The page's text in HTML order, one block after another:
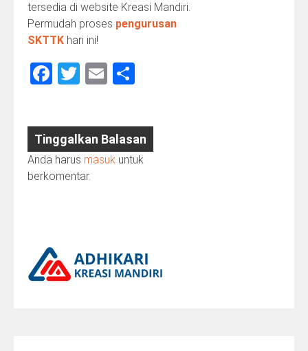
tersedia di website Kreasi Mandiri.
Permudah proses pengurusan
SKTTK hari ini!
Facebook
Twitter
Email
Tinggalkan Balasan
Anda harus masuk untuk
berkomentar.